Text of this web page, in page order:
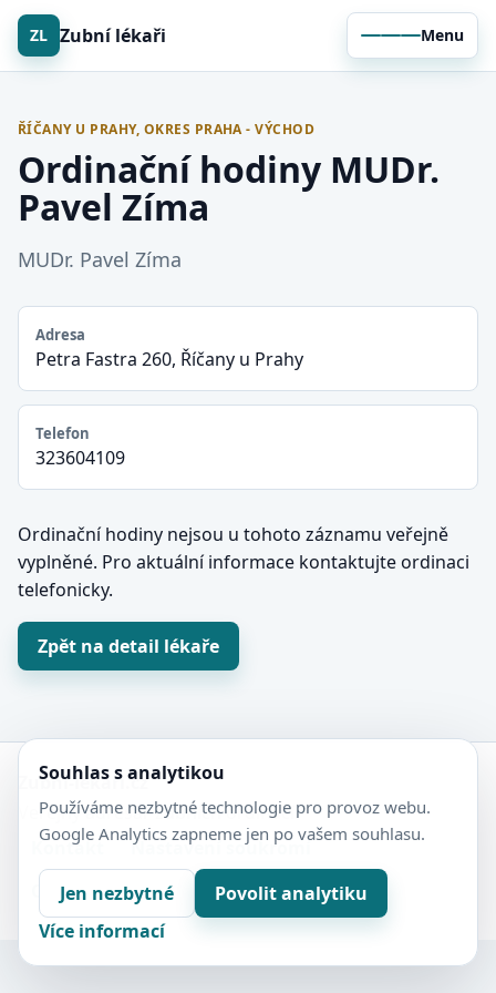
ZL Zubní lékaři Menu
ŘÍČANY U PRAHY, OKRES PRAHA - VÝCHOD
Ordinační hodiny MUDr.
Pavel Zíma
MUDr. Pavel Zíma
Adresa
Petra Fastra 260, Říčany u Prahy
Telefon
323604109
Ordinační hodiny nejsou u tohoto záznamu veřejně
vyplněné. Pro aktuální informace kontaktujte ordinaci
telefonicky.
Zpět na detail lékaře
Zubní-lékaři.cz
Veřejný adresář zubních ordinací.
Kontakt
Nastavení soukromí
Ochrana soukromí
Sitemap
Souhlas s analytikou
Používáme nezbytné technologie pro provoz webu.
Google Analytics zapneme jen po vašem souhlasu.
Jen nezbytné
Povolit analytiku
Více informací